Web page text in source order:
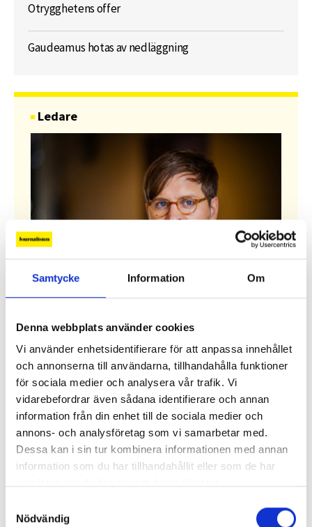
Samtycke Information Om
Denna webbplats använder cookies
Vi använder enhetsidentifierare för att anpassa innehållet
och annonserna till användarna, tillhandahålla funktioner
för sociala medier och analysera vår trafik. Vi
vidarebefordrar även sådana identifierare och annan
information från din enhet till de sociala medier och
annons- och analysföretag som vi samarbetar med.
Dessa kan i sin tur kombinera informationen med annan
information som du har tillhandahållit eller som de har
Nödvändig
Otrygghetens offer
Gaudeamus hotas av nedläggning
Ledare
”Hotet kommer från höger”
Den populistiska mediekritiken har blivit en
högerpolitisk strategi. I Sverige har det hittills
inte gett några större avtryck i den förda
mediepolitiken.
Alla ledare
Debatt
infrastruktur”